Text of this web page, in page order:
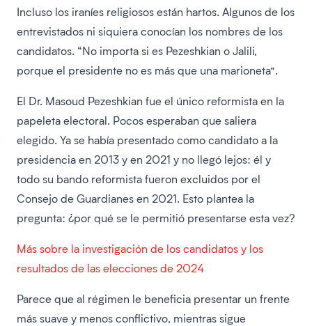
Incluso los iraníes religiosos están hartos. Algunos de los
entrevistados ni siquiera conocían los nombres de los
candidatos. “No importa si es Pezeshkian o Jalili,
porque el presidente no es más que una marioneta”.
El Dr. Masoud Pezeshkian fue el único reformista en la
papeleta electoral. Pocos esperaban que saliera
elegido. Ya se había presentado como candidato a la
presidencia en 2013 y en 2021 y no llegó lejos: él y
todo su bando reformista fueron excluidos por el
Consejo de Guardianes en 2021. Esto plantea la
pregunta: ¿por qué se le permitió presentarse esta vez?
Más sobre la investigación de los candidatos y los
resultados de las elecciones de 2024
Parece que al régimen le beneficia presentar un frente
más suave y menos conflictivo, mientras sigue